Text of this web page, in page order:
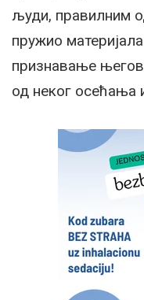
људи, правилним
пружио
признавање
од неког осећања